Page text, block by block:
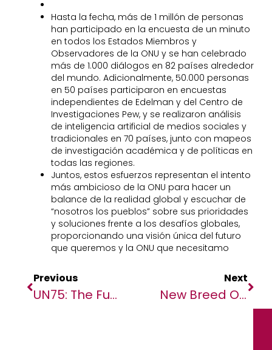
Hasta la fecha, más de 1 millón de personas
han participado en la encuesta de un minuto
en todos los Estados Miembros y
Observadores de la ONU y se han celebrado
más de 1.000 diálogos en 82 países alrededor
del mundo. Adicionalmente, 50.000 personas
en 50 países participaron en encuestas
independientes de Edelman y del Centro de
Investigaciones Pew, y se realizaron análisis
de inteligencia artificial de medios sociales y
tradicionales en 70 países, junto con mapeos
de investigación académica y de políticas en
todas las regiones.
Juntos, estos esfuerzos representan el intento
más ambicioso de la ONU para hacer un
balance de la realidad global y escuchar de
“nosotros los pueblos” sobre sus prioridades
y soluciones frente a los desafíos globales,
proporcionando una visión única del futuro
que queremos y la ONU que necesitamo
Previous
UN75: The Future We Want, The UN We Need
Next
New Breed Of Partner Needed To Support SMEs’ Post-Pandemic Recovery